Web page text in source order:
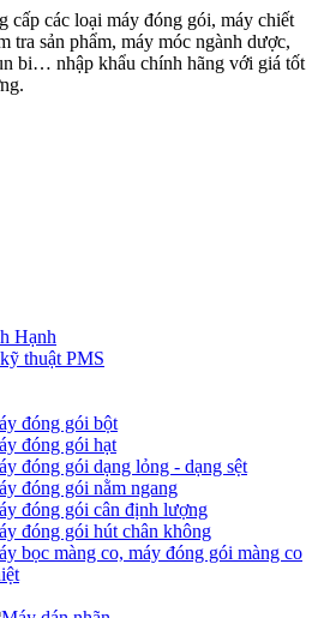
cấp các loại máy đóng gói, máy chiết
tra sản phẩm, máy móc ngành dược,
bi… nhập khẩu chính hãng với giá tốt
Hạnh
thuật PMS
đóng gói bột
đóng gói hạt
đóng gói dạng lỏng - dạng sệt
đóng gói nằm ngang
đóng gói cân định lượng
đóng gói hút chân không
bọc màng co, máy đóng gói màng co